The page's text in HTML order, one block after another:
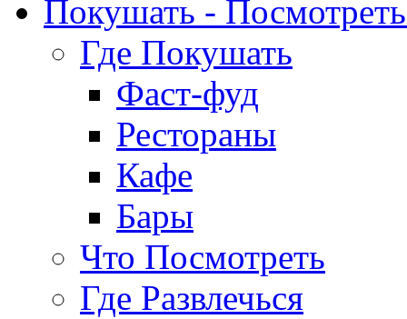
Покушать - Посмотреть
Где Покушать
Фаст-фуд
Рестораны
Кафе
Бары
Что Посмотреть
Где Развлечься